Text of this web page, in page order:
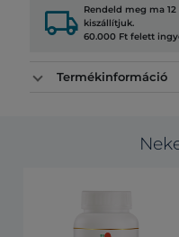
local_shipping Rendeld meg ma
kiszállítjuk.
60.000 Ft felett
Termékinformáció